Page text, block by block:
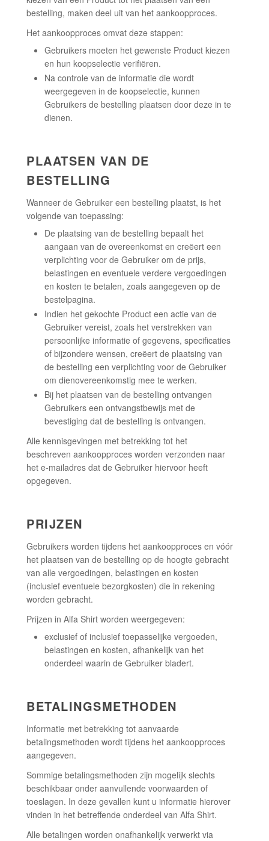
bestelling, maken deel uit van het aankoopproces.
Het aankoopproces omvat deze stappen:
Gebruikers moeten het gewenste Product kiezen
en hun koopselectie verifiëren.
Na controle van de informatie die wordt
weergegeven in de koopselectie, kunnen
Gebruikers de bestelling plaatsen door deze in te
dienen.
PLAATSEN VAN DE
BESTELLING
Wanneer de Gebruiker een bestelling plaatst, is het
volgende van toepassing:
De plaatsing van de bestelling bepaalt het
aangaan van de overeenkomst en creëert een
verplichting voor de Gebruiker om de prijs,
belastingen en eventuele verdere vergoedingen
en kosten te betalen, zoals aangegeven op de
bestelpagina.
Indien het gekochte Product een actie van de
Gebruiker vereist, zoals het verstrekken van
persoonlijke informatie of gegevens, specificaties
of bijzondere wensen, creëert de plaatsing van
de bestelling een verplichting voor de Gebruiker
om dienovereenkomstig mee te werken.
Bij het plaatsen van de bestelling ontvangen
Gebruikers een ontvangstbewijs met de
bevestiging dat de bestelling is ontvangen.
Alle kennisgevingen met betrekking tot het
beschreven aankoopproces worden verzonden naar
het e-mailadres dat de Gebruiker hiervoor heeft
opgegeven.
PRIJZEN
Gebruikers worden tijdens het aankoopproces en vóór
het plaatsen van de bestelling op de hoogte gebracht
van alle vergoedingen, belastingen en kosten
(inclusief eventuele bezorgkosten) die in rekening
worden gebracht.
Prijzen in Alfa Shirt worden weergegeven:
exclusief of inclusief toepasselijke vergoeden,
belastingen en kosten, afhankelijk van het
onderdeel waarin de Gebruiker bladert.
BETALINGSMETHODEN
Informatie met betrekking tot aanvaarde
betalingsmethoden wordt tijdens het aankoopproces
aangegeven.
Sommige betalingsmethoden zijn mogelijk slechts
beschikbaar onder aanvullende voorwaarden of
toeslagen. In deze gevallen kunt u informatie hierover
vinden in het betreffende onderdeel van Alfa Shirt.
Alle betalingen worden onafhankelijk verwerkt via